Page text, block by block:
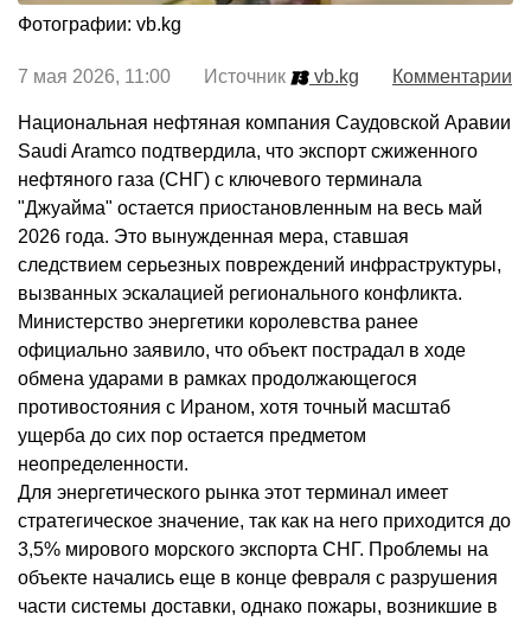
Фотографии: vb.kg
7 мая 2026, 11:00 Источник vb.kg Комментарии
Национальная нефтяная компания Саудовской Аравии
Saudi Aramco подтвердила, что экспорт сжиженного
нефтяного газа (СНГ) с ключевого терминала
"Джуайма" остается приостановленным на весь май
2026 года. Это вынужденная мера, ставшая
следствием серьезных повреждений инфраструктуры,
вызванных эскалацией регионального конфликта.
Министерство энергетики королевства ранее
официально заявило, что объект пострадал в ходе
обмена ударами в рамках продолжающегося
противостояния с Ираном, хотя точный масштаб
ущерба до сих пор остается предметом
неопределенности.
Для энергетического рынка этот терминал имеет
стратегическое значение, так как на него приходится до
3,5% мирового морского экспорта СНГ. Проблемы на
объекте начались еще в конце февраля с разрушения
части системы доставки, однако пожары, возникшие в